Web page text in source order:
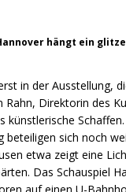
hängt ein
in der Ausstellung,
Rahn, Direktorin des
künstlerische
beteiligen sich noch
etwa zeigt eine
Das Schauspiel